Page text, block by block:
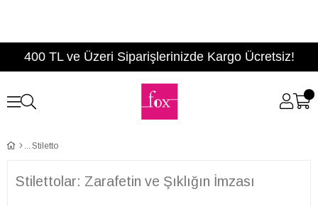
400 TL ve Üzeri Siparişlerinizde Kargo Ücretsiz!
Stiletto
Stilettolar: Zarafetin ve Şıklığın İmzası